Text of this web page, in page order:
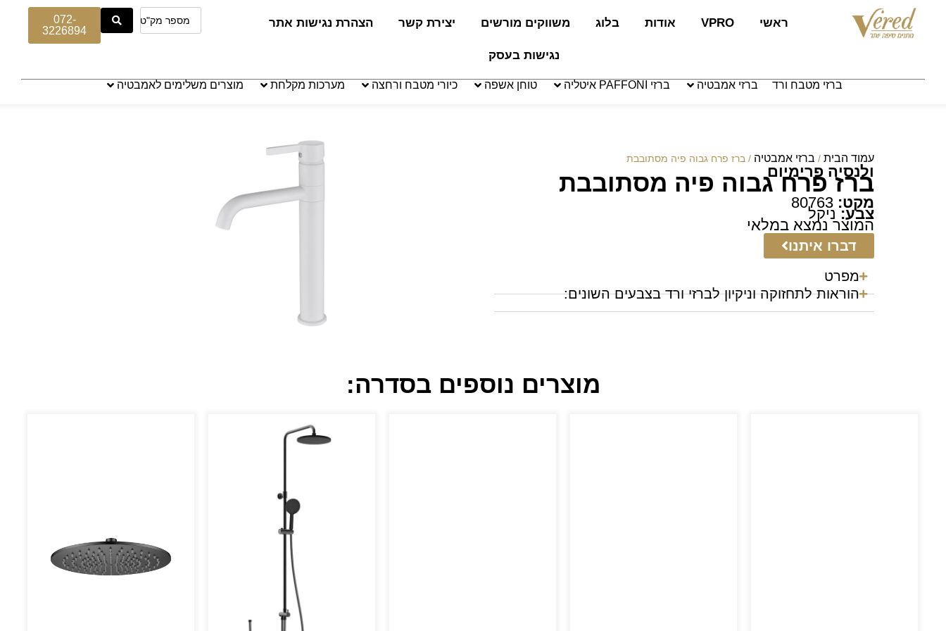
ראשי VPRO אודות בלוג משווקים מורשים יצירת קשר הצהרת נגישות אתר
נגישות בעסק
072-
3226894
ברזי מטבח ורד ברזי אמבטיה ברזי PAFFONI איטליה טוחן אשפה כיורי מטבח ורחצה מערכות מקלחת מוצרים משלימים לאמבטיה
עמוד הבית / ברזי אמבטיה / ברז פרח גבוה פיה מסתובבת
ולנסיה פרימיום
ברז פרח גבוה פיה מסתובבת
מקט:
צבע:ניקל
המוצר נמצא במלאי
דברו איתנו
מפרט
הוראות לתחזוקה וניקיון לברזי ורד בצבעים השונים:
מוצרים נוספים בסדרה: